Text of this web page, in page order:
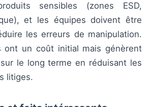
sensibles (zones ESD,
et les équipes doivent être
les erreurs de manipulation.
ont un coût initial mais génèrent
le long terme en réduisant les
litiges.